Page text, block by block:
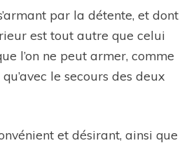
par la détente, et dont
est tout autre que celui
l’on ne peut armer, comme
le secours des deux
et désirant, ainsi que